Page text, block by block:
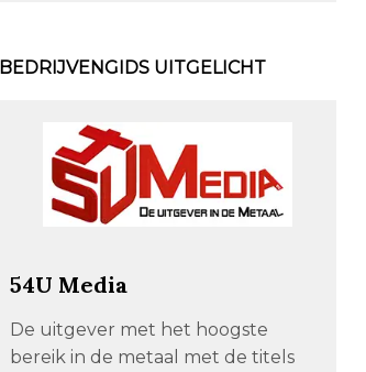
BEDRIJVENGIDS UITGELICHT
54U Media
De uitgever met het hoogste
bereik in de metaal met de titels